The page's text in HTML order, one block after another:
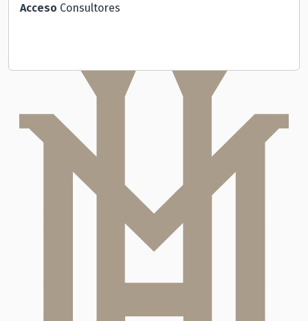
Acceso Consultores